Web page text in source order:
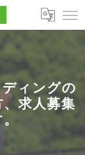
ィングの
求人募集